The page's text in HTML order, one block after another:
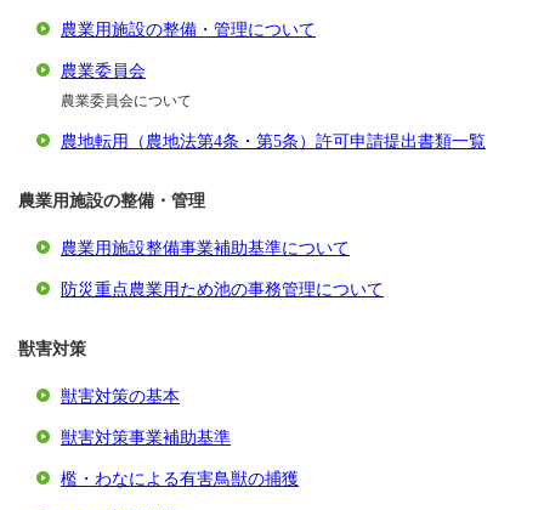
農業用施設の整備・管理について
農業委員会
農業委員会について
農地転用（農地法第4条・第5条）許可申請提出書類一覧
農業用施設の整備・管理
農業用施設整備事業補助基準について
防災重点農業用ため池の事務管理について
獣害対策
獣害対策の基本
獣害対策事業補助基準
檻・わなによる有害鳥獣の捕獲